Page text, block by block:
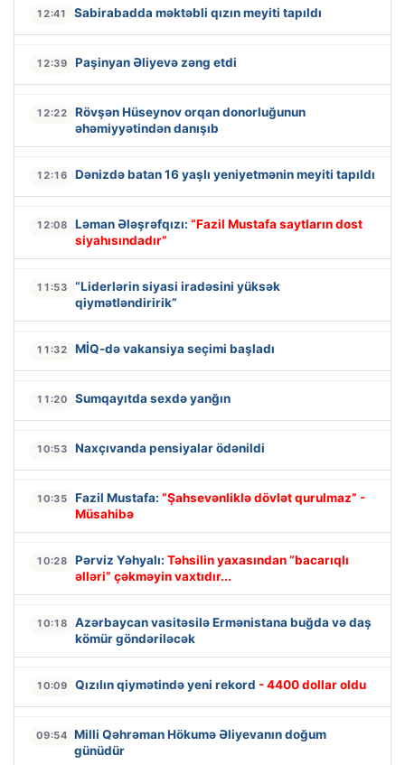
12:41 Sabirabadda məktəbli qızın meyiti tapıldı
12:39 Paşinyan Əliyevə zəng etdi
12:22
Rövşən Hüseynov orqan donorluğunun
əhəmiyyətindən danışıb
12:16 Dənizdə batan 16 yaşlı yeniyetmənin meyiti tapıldı
12:08 Ləman Ələşrəfqızı: “Fazil Mustafa saytların dost
siyahısındadır”
11:53
“Liderlərin siyasi iradəsini yüksək
qiymətləndiririk”
11:32 MİQ-də vakansiya seçimi başladı
11:20 Sumqayıtda sexdə yanğın
10:53 Naxçıvanda pensiyalar ödənildi
10:35 Fazil Mustafa: “Şahsevənliklə dövlət qurulmaz” -
Müsahibə
10:28 Pərviz Yəhyalı: Təhsilin yaxasından “bacarıqlı
əlləri” çəkməyin vaxtıdır...
10:18
Azərbaycan vasitəsilə Ermənistana buğda və daş
kömür göndəriləcək
10:09 Qızılın qiymətində yeni rekord - 4400 dollar oldu
09:54 Milli Qəhrəman Hökumə Əliyevanın doğum
günüdür